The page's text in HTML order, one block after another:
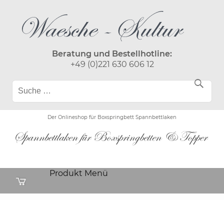
Beratung und Bestellhotline:
+49 (0)221 630 606 12
Der Onlineshop für Boxspringbett Spannbettlaken
Produkt Menü